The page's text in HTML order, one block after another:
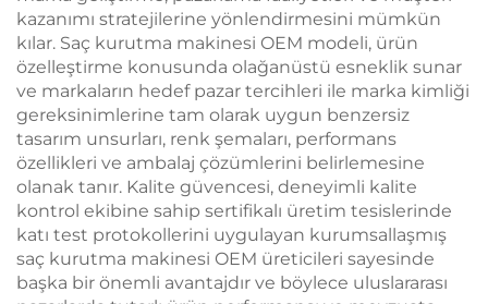
kazanımı stratejilerine yönlendirmesini mümkün
kılar. Saç kurutma makinesi OEM modeli, ürün
özelleştirme konusunda olağanüstü esneklik sunar
ve markaların hedef pazar tercihleri ile marka kimliği
gereksinimlerine tam olarak uygun benzersiz
tasarım unsurları, renk şemaları, performans
özellikleri ve ambalaj çözümlerini belirlemesine
olanak tanır. Kalite güvencesi, deneyimli kalite
kontrol ekibine sahip sertifikalı üretim tesislerinde
katı test protokollerini uygulayan kurumsallaşmış
saç kurutma makinesi OEM üreticileri sayesinde
başka bir önemli avantajdır ve böylece uluslararası